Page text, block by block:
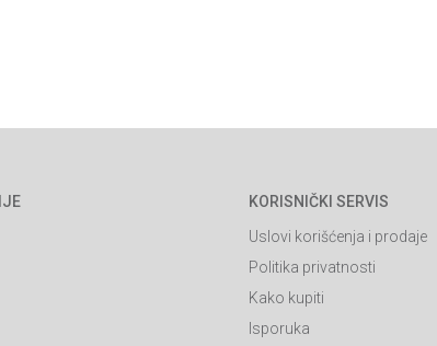
KORISNIČKI SERVIS
Uslovi korišćenja i prodaje
Politika privatnosti
Kako kupiti
Isporuka